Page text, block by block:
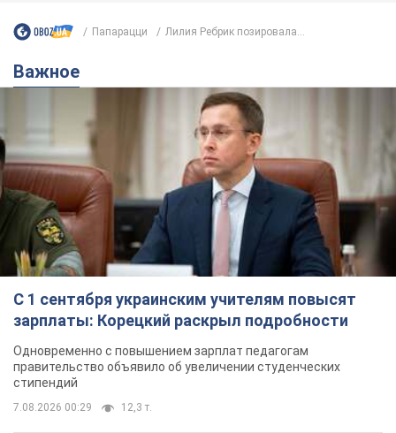
С 1 сентября украинским учителям повысят
зарплаты: Корецкий раскрыл подробности
Одновременно с повышением зарплат педагогам
правительство объявило об увеличении студенческих
стипендий
7.08.2026 00:29 12,3 т.
перехватила украинская ПВО в
июле: в Минобороны назвали цифру
Украинская ПВО работала в условиях
дефицита ракет-перехватчиков